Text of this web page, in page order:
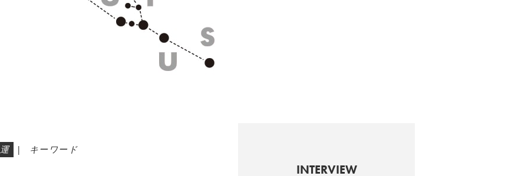
| キーワード
INTERVIEW